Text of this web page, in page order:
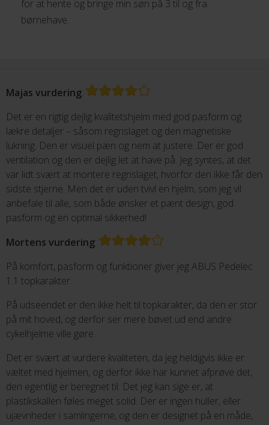
for at hente og bringe min søn på 3 til og fra
børnehave.
Majas vurdering:
Det er en rigtig dejlig kvalitetshjelm med god pasform og
lækre detaljer – såsom regnslaget og den magnetiske
lukning. Den er visuel pæn og nem at justere. Der er god
ventilation og den er dejlig let at have på. Jeg syntes, at det
var lidt svært at montere regnslaget, hvorfor den ikke får den
sidste stjerne. Men det er uden tvivl en hjelm, som jeg vil
anbefale til alle, som både ønsker et pænt design, god
pasform og en optimal sikkerhed!
Mortens vurdering:
På komfort, pasform og funktioner giver jeg ABUS Pedelec
1.1 topkarakter.
På udseendet er den ikke helt til topkarakter, da den er stor
på mit hoved, og derfor ser mere bøvet ud end andre
cykelhjelme ville gøre.
Det er svært at vurdere kvaliteten, da jeg heldigvis ikke er
væltet med hjelmen, og derfor ikke har kunnet afprøve det,
den egentlig er beregnet til. Det jeg kan sige er, at
plastikskallen føles meget solid. Der er ingen huller, eller
ujævnheder i samlingerne, og den er designet på en måde,